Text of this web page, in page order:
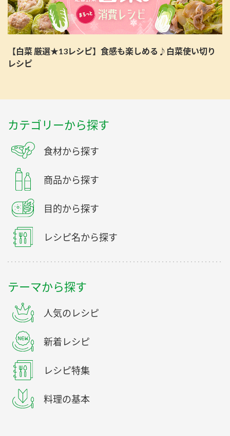
【白菜 厳選★13レシピ】食感も楽しめる♪白菜使い切り
レシピ
カテゴリーから探す
食材から探す
商品から探す
目的から探す
レシピ名から探す
テーマから探す
人気のレシピ
新着レシピ
レシピ特集
料理の基本